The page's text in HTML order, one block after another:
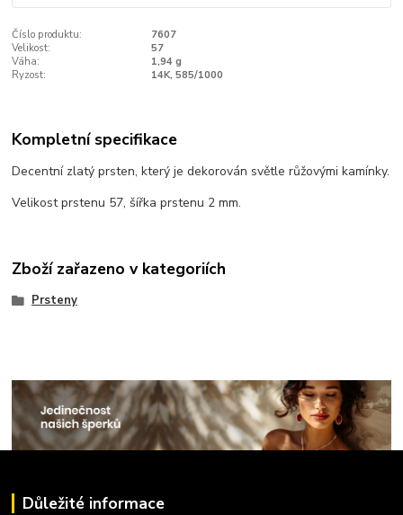
Číslo produktu:
7607
Velikost:
57
Váha:
1,94 g
Ryzost:
14K, 585/1000
Kompletní specifikace
Decentní zlatý prsten, který je dekorován světle růžovými kamínky.
Velikost prstenu 57, šířka prstenu 2 mm.
Zboží zařazeno v kategoriích
Prsteny
Důležité informace